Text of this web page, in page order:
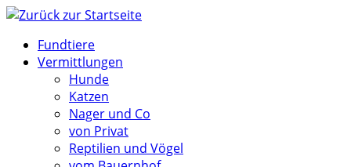
Zum
springenFundtiere
Vermittlungen
Hunde
Katzen
Nager und Co
von Privat
Reptilien und Vögel